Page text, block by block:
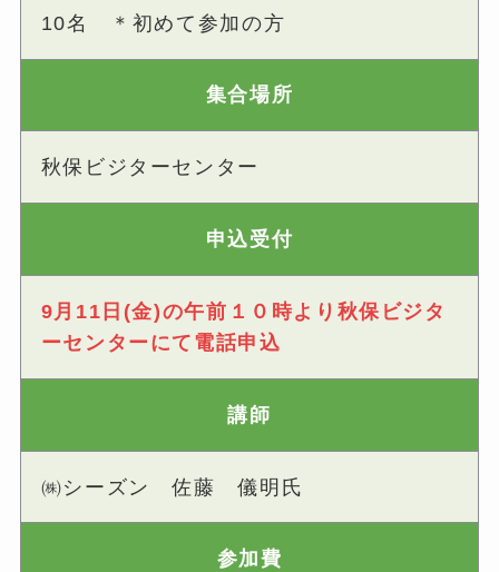
10名 ＊初めて参加の方
集合場所
秋保ビジターセンター
申込受付
9月11日(金)の午前１０時より秋保ビジタ
ーセンターにて電話申込
講師
㈱シーズン 佐藤 儀明氏
参加費